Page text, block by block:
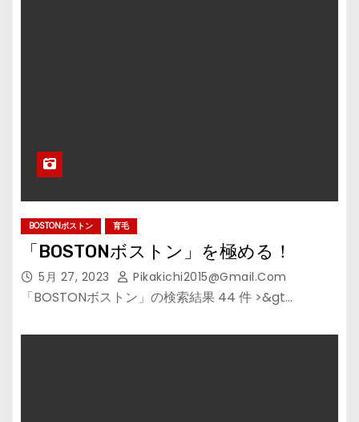
BOSTONボストン 育毛
「BOSTONボストン」を極める！
5月 27, 2023 Pikakichi2015@gmail.com
「BOSTONボストン」の検索結果 44 件 >&gt…